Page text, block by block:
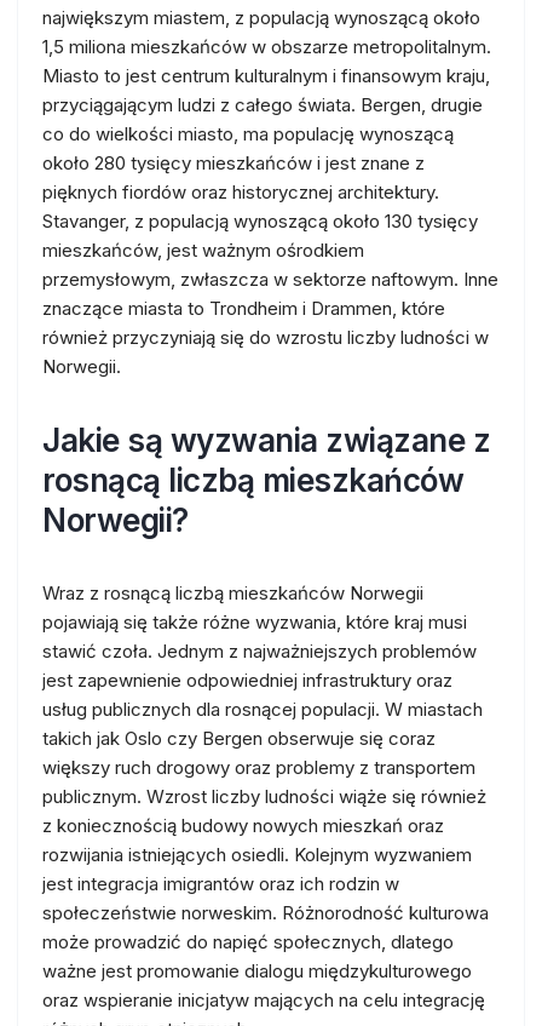
największym miastem, z populacją wynoszącą około
1,5 miliona mieszkańców w obszarze metropolitalnym.
Miasto to jest centrum kulturalnym i finansowym kraju,
przyciągającym ludzi z całego świata. Bergen, drugie
co do wielkości miasto, ma populację wynoszącą
około 280 tysięcy mieszkańców i jest znane z
pięknych fiordów oraz historycznej architektury.
Stavanger, z populacją wynoszącą około 130 tysięcy
mieszkańców, jest ważnym ośrodkiem
przemysłowym, zwłaszcza w sektorze naftowym. Inne
znaczące miasta to Trondheim i Drammen, które
również przyczyniają się do wzrostu liczby ludności w
Norwegii.
Jakie są wyzwania związane z
rosnącą liczbą mieszkańców
Norwegii?
Wraz z rosnącą liczbą mieszkańców Norwegii
pojawiają się także różne wyzwania, które kraj musi
stawić czoła. Jednym z najważniejszych problemów
jest zapewnienie odpowiedniej infrastruktury oraz
usług publicznych dla rosnącej populacji. W miastach
takich jak Oslo czy Bergen obserwuje się coraz
większy ruch drogowy oraz problemy z transportem
publicznym. Wzrost liczby ludności wiąże się również
z koniecznością budowy nowych mieszkań oraz
rozwijania istniejących osiedli. Kolejnym wyzwaniem
jest integracja imigrantów oraz ich rodzin w
społeczeństwie norweskim. Różnorodność kulturowa
może prowadzić do napięć społecznych, dlatego
ważne jest promowanie dialogu międzykulturowego
oraz wspieranie inicjatyw mających na celu integrację